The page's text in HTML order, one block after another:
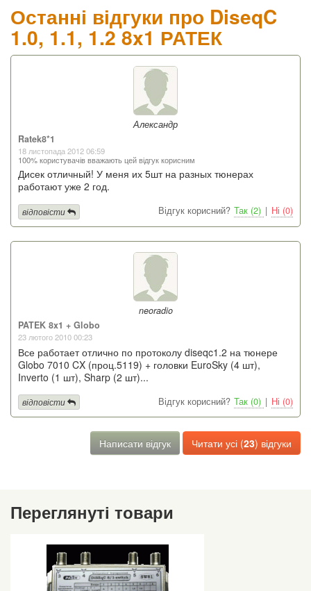
Останні відгуки про DiseqC
1.0, 1.1, 1.2 8x1 РАТЕК
Александр
Ratek8*1
18 листопада 2012 06:59
100% користувачів вважають цей відгук корисним
Дисек отличный! У меня их 5шт на разных тюнерах
работают уже 2 год.
Відгук корисний? Так (2) | Ні (0)
відповісти
neoradio
PATEK 8x1 + Globo
23 лютого 2010 00:23
Все работает отлично по протоколу diseqc1.2 на тюнере
Globo 7010 CX (проц.5119) + головки EuroSky (4 шт),
Inverto (1 шт), Sharp (2 шт)...
Відгук корисний? Так (0) | Ні (0)
відповісти
Написати відгук Читати усі (23) відгуки
Переглянуті товари